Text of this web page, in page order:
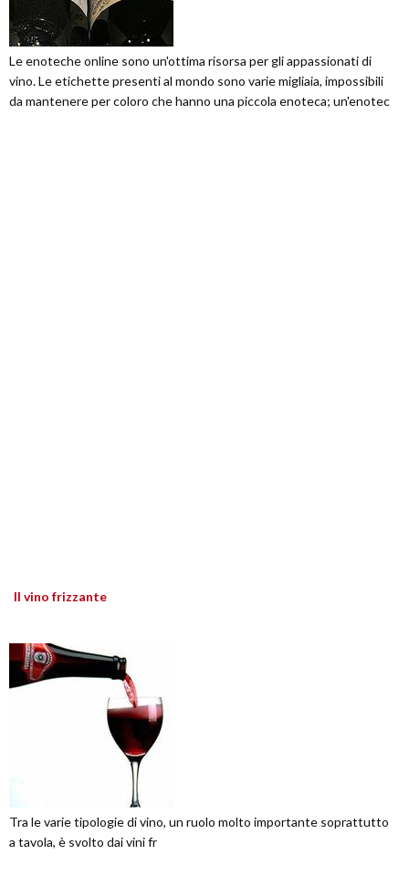
Le enoteche online sono un'ottima risorsa per gli appassionati di
vino. Le etichette presenti al mondo sono varie migliaia, impossibili
da mantenere per coloro che hanno una piccola enoteca; un'enotec
Il vino frizzante
Tra le varie tipologie di vino, un ruolo molto importante soprattutto
a tavola, è svolto dai vini fr